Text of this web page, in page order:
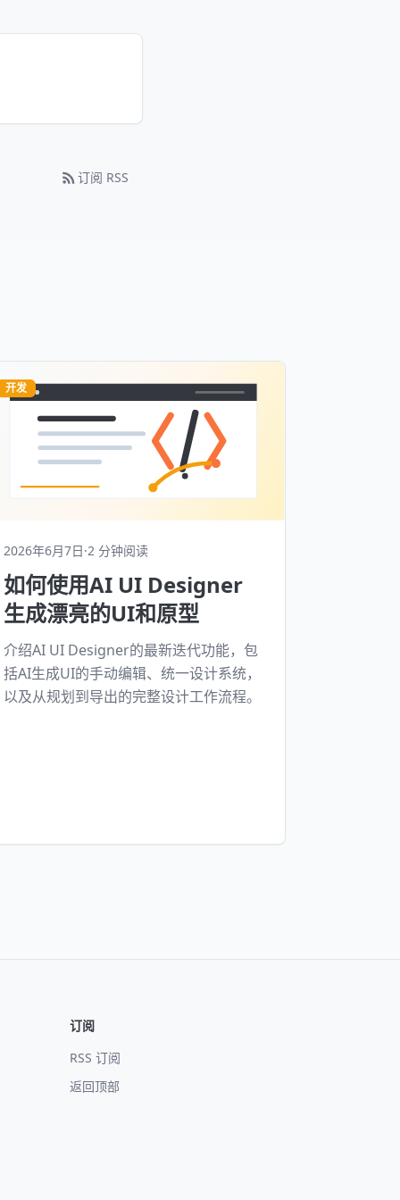
订阅 RSS
开发
2026年6月7日·2 分钟阅读
如何使用AI UI Designer
生成漂亮的UI和原型
介绍AI UI Designer的最新迭代功能，包
括AI生成UI的手动编辑、统一设计系统，
以及从规划到导出的完整设计工作流程。
订阅
RSS 订阅
返回顶部